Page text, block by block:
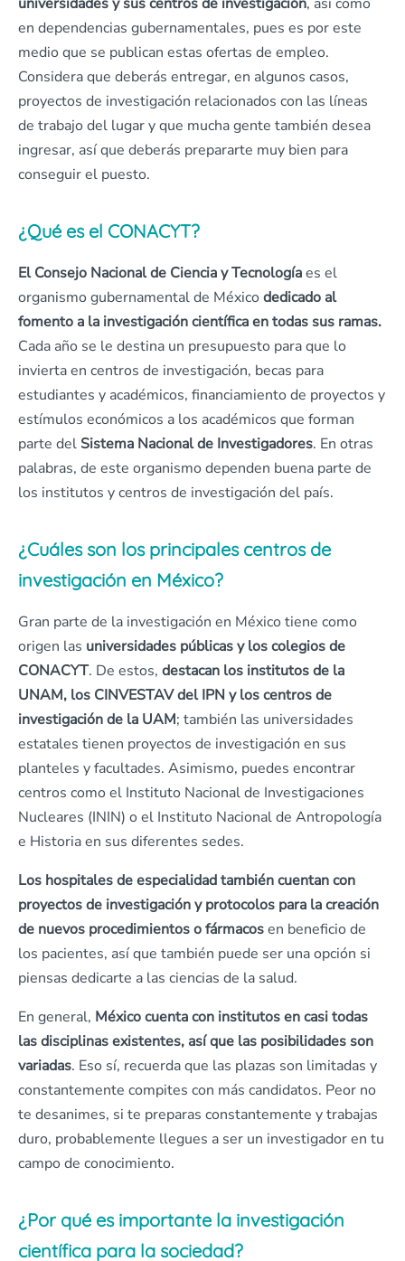
en dependencias gubernamentales, pues es por este
medio que se publican estas ofertas de empleo.
Considera que deberás entregar, en algunos casos,
proyectos de investigación relacionados con las líneas
de trabajo del lugar y que mucha gente también desea
ingresar, así que deberás prepararte muy bien para
conseguir el puesto.
¿Qué es el CONACYT?
El Consejo Nacional de Ciencia y Tecnologíaes el
organismo gubernamental de México dedicado al
fomento a la investigación científica en todas sus ramas.
Cada año se le destina un presupuesto para que lo
invierta en centros de investigación, becas para
estudiantes y académicos, financiamiento de proyectos y
estímulos económicos a los académicos que forman
parte delSistema Nacional de Investigadores. En otras
palabras, de este organismo dependen buena parte de
los institutos y centros de investigación del país.
¿Cuáles son los principales centros de
investigación en México?
Gran parte de la investigación en México tiene como
origen las universidades públicas y los colegios de
CONACYT. De estos, destacan los institutos de la
UNAM, los CINVESTAV del IPN y los centros de
investigación de la UAM; también las universidades
estatales tienen proyectos de investigación en sus
planteles y facultades. Asimismo, puedes encontrar
centros como el Instituto Nacional de Investigaciones
Nucleares (ININ) o el Instituto Nacional de Antropología
e Historia en sus diferentes sedes.
Los hospitales de especialidad también cuentan con
proyectos de investigación y protocolos para la creación
de nuevos procedimientos o fármacosen beneficio de
los pacientes, así que también puede ser una opción si
piensas dedicarte a las ciencias de la salud.
En general, México cuenta con institutos en casi todas
las disciplinas existentes, así que las posibilidades son
variadas. Eso sí, recuerda que las plazas son limitadas y
constantemente compites con más candidatos. Peor no
te desanimes, si te preparas constantemente y trabajas
duro, probablemente llegues a ser un investigador en tu
campo de conocimiento.
¿Por qué es importante la investigación
científica para la sociedad?